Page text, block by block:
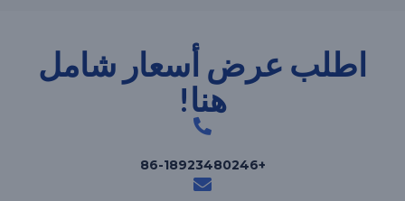
اطلب عرض أسعار شامل
هنا!
+86-18923480246